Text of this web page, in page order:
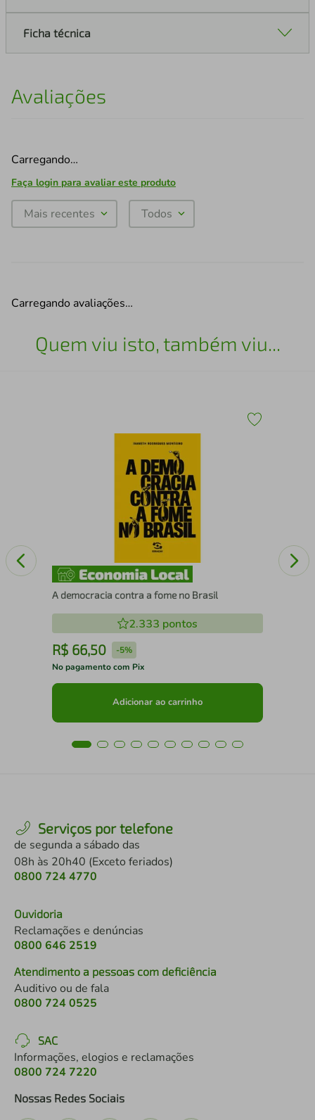
Ficha técnica
Avaliações
Carregando…
Faça login para avaliar este produto
Mais recentes Todos
Carregando avaliações…
Quem viu isto, também viu...
A democracia contra a fome no Brasil
2.333 pontos
R$ 66,50 -5%
No pagamento com Pix
Adicionar ao carrinho
Serviços por telefone
de segunda a sábado das
08h às 20h40 (Exceto feriados)
0800 724 4770
Ouvidoria
Reclamações e denúncias
0800 646 2519
Atendimento a pessoas com deficiência
Auditivo ou de fala
0800 724 0525
SAC
Informações, elogios e reclamações
0800 724 7220
Nossas Redes Sociais